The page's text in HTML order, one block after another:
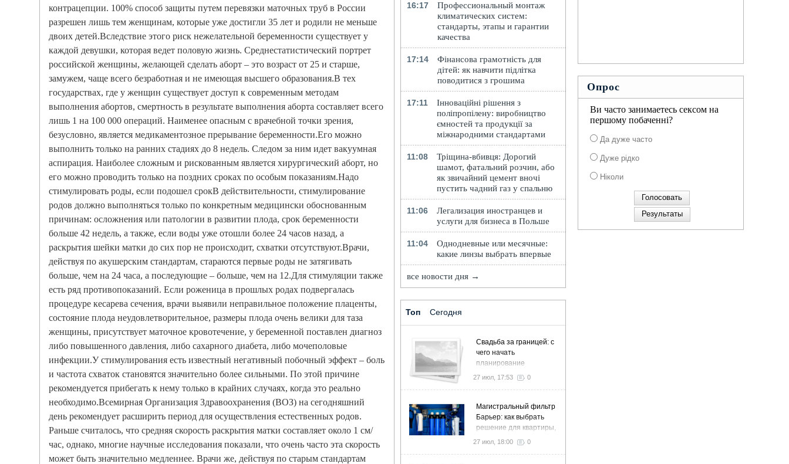
контрацепции. 100% способ защиты путем перевязки маточных труб в России
разрешен лишь тем женщинам, которые уже достигли 35 лет и родили не меньше
двоих детей.Вследствие этого риск нежелательной беременности существует у
каждой девушки, которая ведет половую жизнь. Среднестатистический портрет
российской женщины, желающей сделать аборт – это возраст от 25 и старше,
замужем, чаще всего безработная и не имеющая высшего образования.В тех
государствах, где у женщин существует доступ к современным методам
выполнения абортов, смертность в результате выполнения аборта составляет всего
лишь 1 на 100 000 операций. Наименее опасным с врачебной точки зрения,
безусловно, является медикаментозное прерывание беременности.Его можно
выполнить только на ранних стадиях до 8 недель. Следом за ним идет вакуумная
аспирация. Наиболее сложным и рискованным является хирургический аборт, но
его можно проводить только на поздних сроках по особым показаниям.Надо
стимулировать роды, если подошел срокВ действительности, стимулирование
родов должно выполняться только по конкретным медицински обоснованным
причинам: осложнения или патологии в развитии плода, срок беременности
больше 42 недель, а также, если воды уже отошли более 24 часов назад, а
раскрытия шейки матки до сих пор не происходит, схватки отсутствуют.Врачи,
действуя по акушерским стандартам, стараются первые роды не затягивать
больше, чем на 24 часа, а последующие – больше, чем на 12.Для стимуляции также
есть ряд противопоказаний. Если роженица в прошлых родах подвергалась
процедуре кесарева сечения, врачи выявили неправильное положение плаценты,
состояние плода неудовлетворительное, размеры плода очень велики для таза
женщины, присутствует маточное кровотечение, у беременной поставлен диагноз
либо повышенного давления, либо сахарного диабета, либо мочеполовые
инфекции.У стимулирования есть известный негативный побочный эффект – боль
и частота схваток становятся значительно более сильными. По этой причине
рекомендуется прибегать к нему только в крайних случаях, когда это реально
необходимо.Всемирная Организация Здравоохранения (ВОЗ) на сегодняшний
день рекомендует расширить период для осуществления естественных родов.
Раньше считалось, что средняя скорость раскрытия матки составляет около 1 см/
час, однако, многие научные исследования показали, что очень часто эта скорость
может быть значительно медленнее. Врачи же, действуя по старым стандартам
16:17
Профессиональный монтаж
климатических систем:
стандарты, этапы и гарантии
качества
17:14
Фінансова грамотність для
дітей: як навчити підлітка
поводитися з грошима
17:11
Інноваційні рішення з
поліпропілену: виробництво
ємностей та продукції за
міжнародними стандартами
11:08
Тріщина-вбивця: Дорогий
шамот, фатальний розчин, або
як звичайний цемент вночі
пустить чадний газ у спальню
11:06
Легализация иностранцев и
услуги для бизнеса в Польше
11:04
Однодневные или месячные:
какие линзы выбрать впервые
все новости дня →
Топ Сегодня
Свадьба за границей: с
чего начать
планирование
27 июл, 17:53 0
Магистральный фильтр
Барьер: как выбрать
решение для квартиры,
дома и коттеджа
27 июл, 18:00 0
Опрос
Ви часто занимаетесь сексом на
першому побаченні?
Да дуже часто
Дуже рідко
Ніколи